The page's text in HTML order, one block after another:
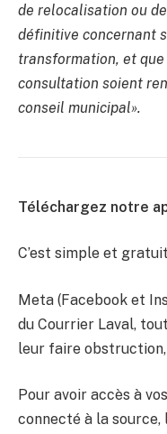
de relocalisation ou
définitive concernant
transformation, et
consultation soient
conseil municipal».
Téléchargez notre
C’est simple et
Meta (Facebook et
du Courrier Laval,
leur faire obstruction,
Pour avoir accès à
connecté à la source,